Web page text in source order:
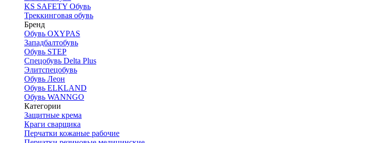
KS SAFETY Обувь
Треккинговая обувь
Бренд
Обувь OXYPAS
Западбалтобувь
Обувь STEP
Спецобувь Delta Plus
Элитспецобувь
Обувь Леон
Обувь ELKLAND
Обувь WANNGO
Категории
Защитные крема
Краги сварщика
Перчатки кожаные рабочие